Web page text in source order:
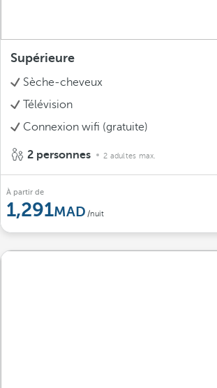
Supérieure
Sèche-cheveux
Télévision
Connexion wifi (gratuite)
2 personnes 2 adultes max.
À partir de
1,291 /nuit